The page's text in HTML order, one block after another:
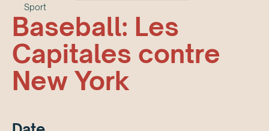
Sport
Baseball: Les
Capitales contre
New York